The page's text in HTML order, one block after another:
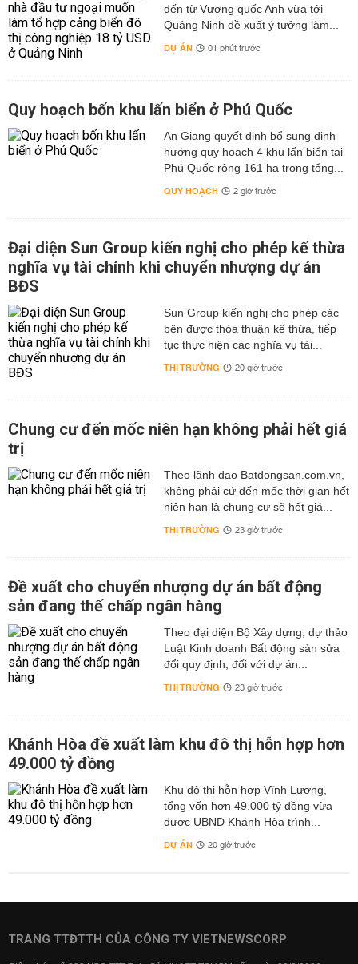
đến từ Vương quốc Anh vừa tới
Quảng Ninh đề xuất ý tưởng làm...
DỰ ÁN 01 phút trước
Quy hoạch bốn khu lấn biển ở Phú Quốc
An Giang quyết định bổ sung định
hướng quy hoạch 4 khu lấn biển tại
Phú Quốc rộng 161 ha trong tổng...
QUY HOẠCH 2 giờ trước
Đại diện Sun Group kiến nghị cho phép kế thừa
nghĩa vụ tài chính khi chuyển nhượng dự án
BĐS
Sun Group kiến nghị cho phép các
bên được thỏa thuận kế thừa, tiếp
tục thực hiện các nghĩa vụ tài...
THỊ TRƯỜNG 20 giờ trước
Chung cư đến mốc niên hạn không phải hết giá
trị
Theo lãnh đạo Batdongsan.com.vn,
không phải cứ đến mốc thời gian hết
niên hạn là chung cư sẽ hết giá...
THỊ TRƯỜNG 23 giờ trước
Đề xuất cho chuyển nhượng dự án bất động
sản đang thế chấp ngân hàng
Theo đại diện Bộ Xây dựng, dự thảo
Luật Kinh doanh Bất động sản sửa
đổi quy định, đối với dự án...
THỊ TRƯỜNG 23 giờ trước
Khánh Hòa đề xuất làm khu đô thị hỗn hợp hơn
49.000 tỷ đồng
Khu đô thị hỗn hợp Vĩnh Lương,
tổng vốn hơn 49.000 tỷ đồng vừa
được UBND Khánh Hòa trình...
DỰ ÁN 20 giờ trước
TRANG TTĐTTH CỦA CÔNG TY VIETNEWSCORP